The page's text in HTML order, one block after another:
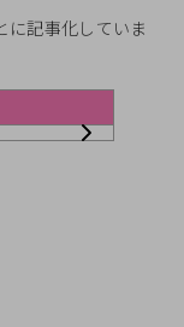
記事化していま